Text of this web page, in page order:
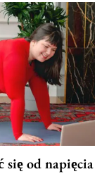
się od napięcia